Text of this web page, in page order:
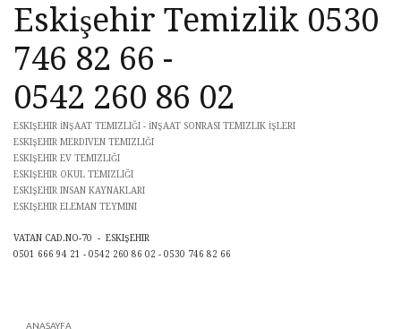
Eskişehir Temizlik 0530
746 82 66 -
0542 260 86 02
ESKIŞEHIR İNŞAAT TEMIZLIĞI - İNŞAAT SONRASI TEMIZLIK İŞLERI
ESKIŞEHIR MERDIVEN TEMIZLIĞI
ESKIŞEHIR EV TEMIZLIĞI
ESKIŞEHIR OKUL TEMIZLIĞI
ESKIŞEHIR INSAN KAYNAKLARI
ESKIŞEHIR ELEMAN TEYMINI
VATAN CAD.NO-70 - ESKIŞEHIR
0501 666 94 21 - 0542 260 86 02 - 0530 746 82 66
ANASAYFA